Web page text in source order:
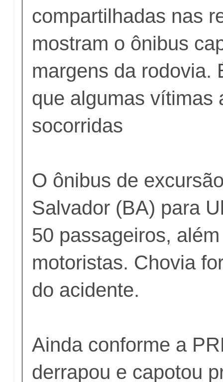
compartilhadas nas
mostram o ônibus
margens da rodovia.
que algumas vítimas
socorridas
O ônibus de
Salvador (BA) para
50 passageiros,
motoristas. Chovia
do acidente.
Ainda conforme a
derrapou e capotou